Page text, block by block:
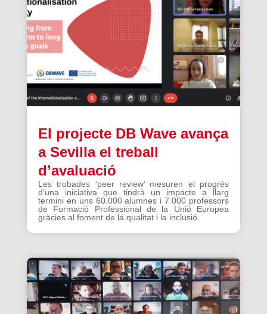
El projecte DB Wave avança
a Sevilla el treball
d’avaluació
Les trobades ‘peer review’ mesuren el progrés
d’una iniciativa que tindrà un impacte a llarg
termini en uns 60.000 alumnes i 7.000 professors
de Formació Professional de la Unió Europea
gràcies al foment de la qualitat i la inclusió.